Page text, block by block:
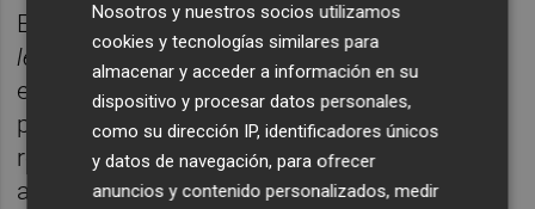
En el caso de Reclamador,startupde
legaltech
, el susto provino, precisamente, de
ese ámbito. En sus inicios Reclamador optó
por poner el foco en gestionar las
reclamaciones de los consumidores de las
aerolíneas, aprovechando que la normativa
Nosotros y nuestros socios utilizamos
cookies y tecnologías similares para
almacenar y acceder a información en su
dispositivo y procesar datos personales,
como su dirección IP, identificadores únicos
y datos de navegación, para ofrecer
anuncios y contenido personalizados, medir